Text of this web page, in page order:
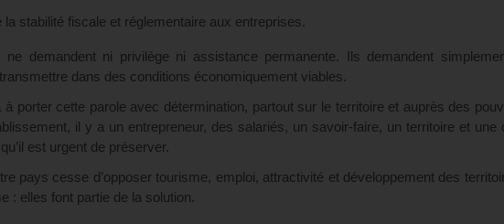
la stabilité fiscale et réglementaire aux entreprises.
ne demandent ni privilège ni assistance permanente. Ils demandent
dans des conditions économiquement viables.
à porter cette parole avec détermination, partout sur le territoire et auprès des
il y a un entrepreneur, des salariés, un savoir-faire, un territoire et une
est urgent de préserver.
pays cesse d’opposer tourisme, emploi, attractivité et développement des
: elles font partie de la solution.